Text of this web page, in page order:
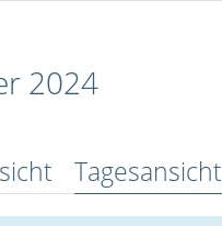
2024
Tagesansicht